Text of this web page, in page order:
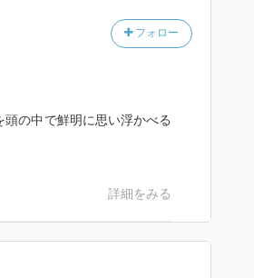
フォロー
の中で鮮明に思い浮かべる
詳細をみる